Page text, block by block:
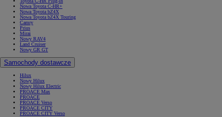
Nowa Toyota C-HR+
Nowa Toyota bZ4X
Nowa Toyota bZ4X Touring
Camry
Prius
Mirai
Nowy RAV4
Land Cruiser
Nowy GR GT
Samochody dostawcze
Hilux
Nowy Hilux
Nowy Hilux Electric
PROACE Max
PROACE
PROACE Verso
PROACE CITY
PROACE CITY Verso